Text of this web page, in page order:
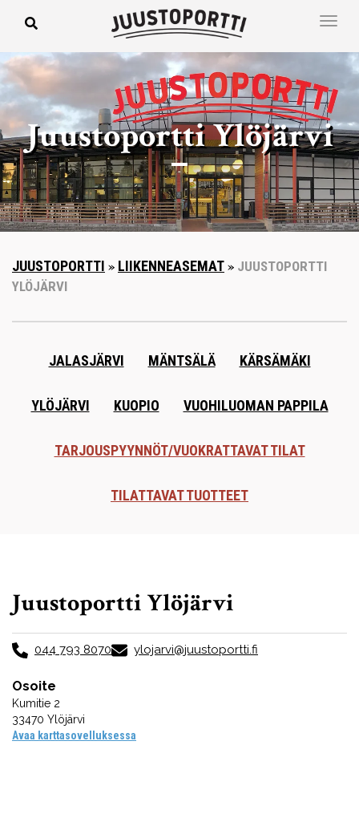
Juustoportti Ylöjärvi
JUUSTOPORTTI » LIIKENNEASEMAT» JUUSTOPORTTI
YLÖJÄRVI
JALASJÄRVI MÄNTSÄLÄ KÄRSÄMÄKI
YLÖJÄRVI KUOPIO VUOHILUOMAN PAPPILA
TARJOUSPYYNNÖT/VUOKRATTAVAT TILAT
TILATTAVAT TUOTTEET
Juustoportti Ylöjärvi
044 793 8070 ylojarvi@juustoportti.fi
Osoite
Kumitie 2
33470 Ylöjärvi
Avaa karttasovelluksessa